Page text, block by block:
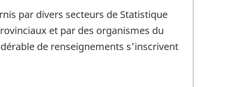
par divers secteurs de Statistique
et par des organismes du
de renseignements s'inscrivent